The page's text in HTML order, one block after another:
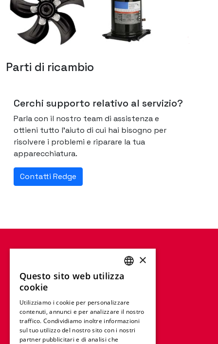
Parti di ricambio
Cerchi supporto relativo al servizio?
Parla con il nostro team di assistenza e
ottieni tutto l'aiuto di cui hai bisogno per
risolvere i problemi e riparare la tua
apparecchiatura.
Contatti Redge
GERMAN
ITALIAN
×
Questo sito web utilizza
cookie
Utilizziamo i cookie per personalizzare
contenuti, annunci e per analizzare il nostro
traffico. Condividiamo inoltre informazioni
sul tuo utilizzo del nostro sito con i nostri
partner pubblicitari e di analisi che